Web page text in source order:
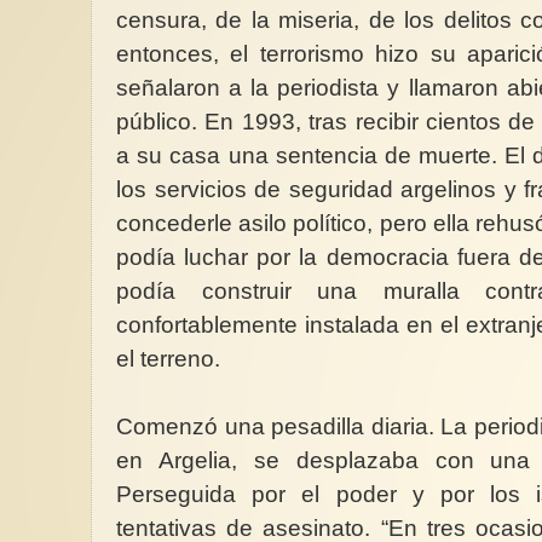
censura, de la miseria, de los delitos
entonces, el terrorismo hizo su
señalaron a la periodista y llamaron
público. En 1993, tras recibir cientos
a su casa una sentencia de muerte. El
los servicios de seguridad argelinos y
concederle asilo político, pero ella
podía luchar por la democracia fuera
podía construir una muralla
confortablemente instalada en el
el terreno.
Comenzó una pesadilla diaria. La
en Argelia, se desplazaba con
Perseguida por el poder y por los
tentativas de asesinato. “En tres